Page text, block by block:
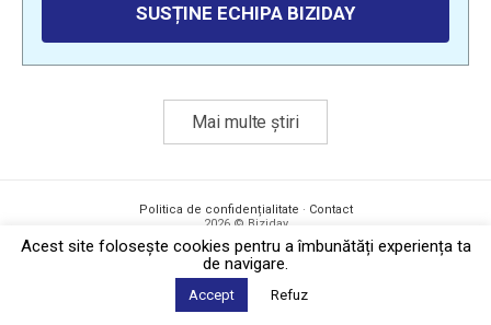
SUSȚINE ECHIPA BIZIDAY
Mai multe știri
Politica de confidențialitate · Contact
2026 © Biziday
Acest site foloseşte cookies pentru a îmbunătăți experiența ta
de navigare.
Accept Refuz